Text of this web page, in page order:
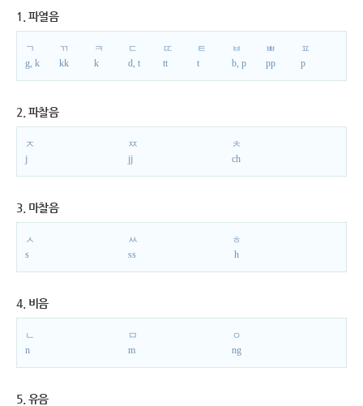
1. 파열음
ㄱ
g, k
ㄲ
kk
ㅋ
k
ㄷ
d, t
ㄸ
tt
ㅌ
t
ㅂ
b, p
ㅃ
pp
ㅍ
p
2. 파찰음
ㅈ
j
ㅉ
jj
ㅊ
ch
3. 마찰음
ㅅ
s
ㅆ
ss
ㅎ
h
4. 비음
ㄴ
n
ㅁ
m
ㅇ
ng
5. 유음